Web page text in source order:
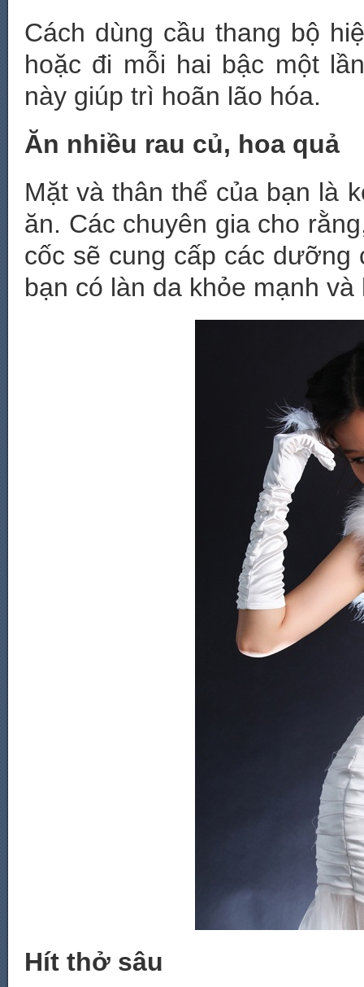
Cách dùng cầu thang bộ
hoặc đi mỗi hai bậc một
này giúp trì hoãn lão hóa.
Ăn nhiều rau củ, hoa quả
Mặt và thân thể của bạn là
ăn. Các chuyên gia cho
cốc sẽ cung cấp các
bạn có làn da khỏe mạnh
Hít thở sâu